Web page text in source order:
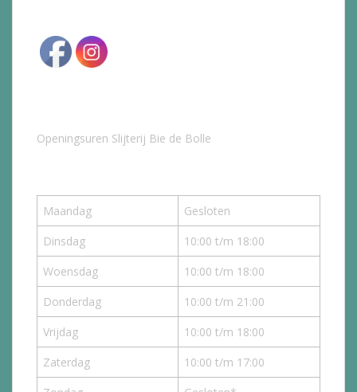
Openingsuren Slijterij Bie de Bolle
Maandag
Gesloten
Dinsdag
10:00 t/m 18:00
Woensdag
10:00 t/m 18:00
Donderdag
10:00 t/m 21:00
Vrijdag
10:00 t/m 18:00
Zaterdag
10:00 t/m 17:00